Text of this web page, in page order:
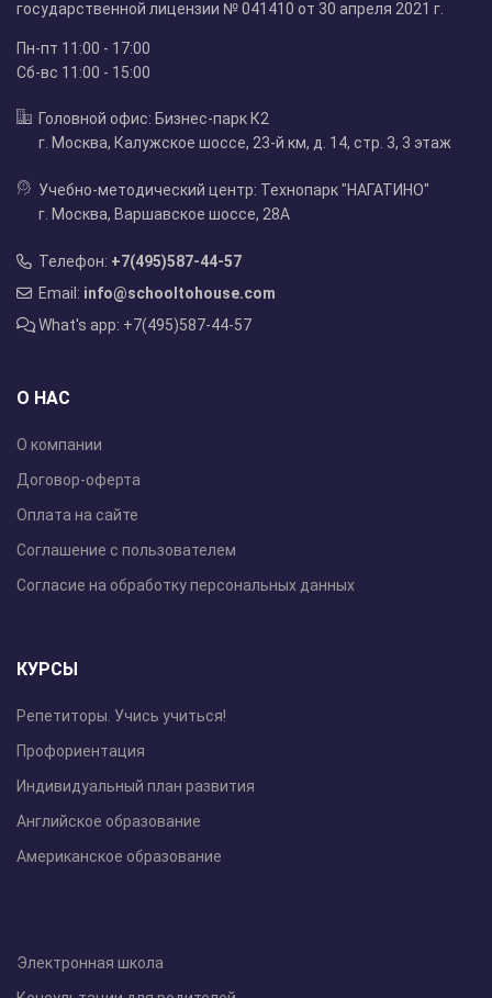
государственной лицензии № 041410 от 30 апреля 2021 г.
Пн-пт 11:00 - 17:00
Сб-вс 11:00 - 15:00
Головной офис: Бизнес-парк К2
г. Москва, Калужское шоссе, 23-й км, д. 14, стр. 3, 3 этаж
Учебно-методический центр: Технопарк "НАГАТИНО"
г. Москва, Варшавское шоссе, 28А
Телефон: +7(495)587-44-57
Email: info@schooltohouse.com
What's app: +7(495)587-44-57
О НАС
О компании
Договор-оферта
Оплата на сайте
Соглашение с пользователем
Согласие на обработку персональных данных
КУРСЫ
Репетиторы. Учись учиться!
Профориентация
Индивидуальный план развития
Английское образование
Американское образование
Электронная школа